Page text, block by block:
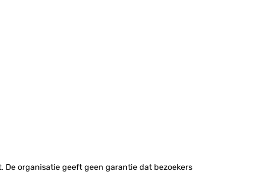
organisatie geeft geen garantie dat bezoekers